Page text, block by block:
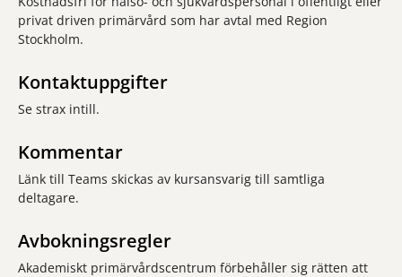
privat driven primärvård som har avtal med Region
Stockholm.
Kontaktuppgifter
Se strax intill.
Kommentar
Länk till Teams skickas av kursansvarig till samtliga
deltagare.
Avbokningsregler
Akademiskt primärvårdscentrum förbehåller sig rätten att